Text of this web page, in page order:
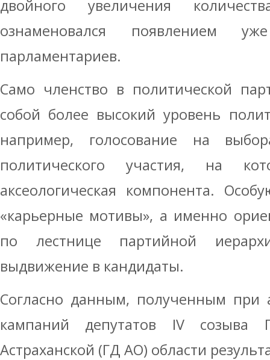
двойного увеличения
ознаменовался появлением
парламентариев.
Само членство в политической
собой более высокий уровень
например, голосование на
политического участия, на
аксеологическая компонента.
«карьерные мотивы», а именно
по лестнице партийной
выдвижение в кандидаты.
Согласно данным, полученным при
кампаний депутатов IV созыва
Астраханской (ГД АО) области